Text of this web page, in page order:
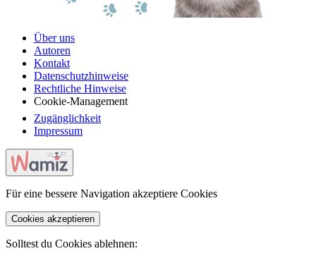
Über uns
Autoren
Kontakt
Datenschutzhinweise
Rechtliche Hinweise
Cookie-Management
Zugänglichkeit
Impressum
Für eine bessere Navigation akzeptiere Cookies
Cookies akzeptieren
Solltest du Cookies ablehnen: